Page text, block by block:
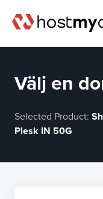
Välj en
Selected Product:
Plesk IN 50G